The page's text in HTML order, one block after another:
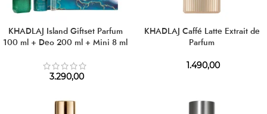
KHADLAJ Island Giftset Parfum
100 ml + Deo 200 ml + Mini 8 ml
3.290,00
KHADLAJ Caffé Latte Extrait de
Parfum
1.490,00